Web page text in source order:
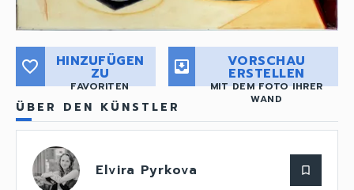
favorite_border HINZUFÜGEN
ZU
FAVORITEN
move_to_inbox VORSCHAU
ERSTELLEN
MIT DEM FOTO IHRER
WAND
ÜBER DEN KÜNSTLER
Elvira Pyrkova bookmark_border